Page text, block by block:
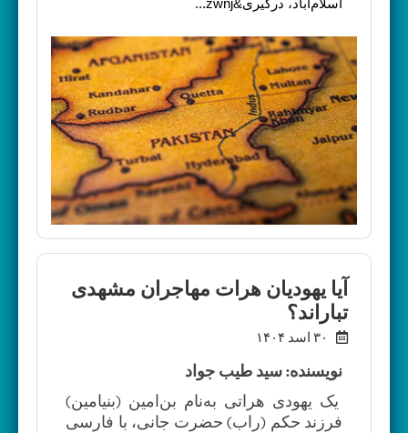
اسلام‌آباد، درگیری&zwnj...
آیا یهودیان هرات مهاجران مشهدی
تباراند؟
نویسنده: سید طیب جواد
یک یهودی هراتی به‌نام بن‌امین (بنیامین)
فرزند حکم (راب) حضرت جانی، با فارسی